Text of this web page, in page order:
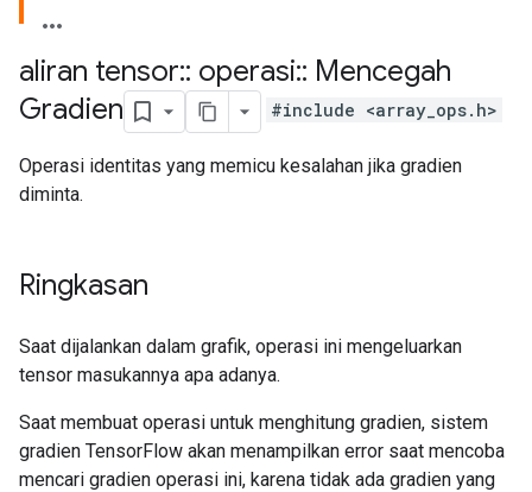
aliran tensor:: operasi:: Mencegah
Gradien
#include <array_ops.h>
Operasi identitas yang memicu kesalahan jika gradien
diminta.
Ringkasan
Saat dijalankan dalam grafik, operasi ini mengeluarkan
tensor masukannya apa adanya.
Saat membuat operasi untuk menghitung gradien, sistem
gradien TensorFlow akan menampilkan error saat mencoba
mencari gradien operasi ini, karena tidak ada gradien yang